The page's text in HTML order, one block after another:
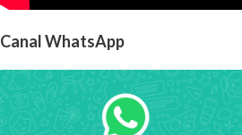
Canal WhatsApp